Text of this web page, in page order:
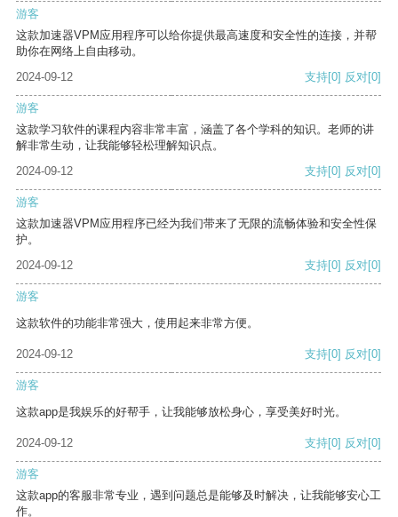
游客
这款加速器VPM应用程序可以给你提供最高速度和安全性的连接，并帮
助你在网络上自由移动。
2024-09-12
支持[0] 反对[0]
游客
这款学习软件的课程内容非常丰富，涵盖了各个学科的知识。老师的讲
解非常生动，让我能够轻松理解知识点。
2024-09-12
支持[0] 反对[0]
游客
这款加速器VPM应用程序已经为我们带来了无限的流畅体验和安全性保
护。
2024-09-12
支持[0] 反对[0]
游客
这款软件的功能非常强大，使用起来非常方便。
2024-09-12 支持[0] 反对[0]
游客
这款app是我娱乐的好帮手，让我能够放松身心，享受美好时光。
2024-09-12 支持[0] 反对[0]
游客
这款app的客服非常专业，遇到问题总是能够及时解决，让我能够安心工
作。